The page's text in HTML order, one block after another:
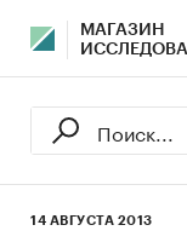
МАГАЗИН
14 АВГУСТА 2013